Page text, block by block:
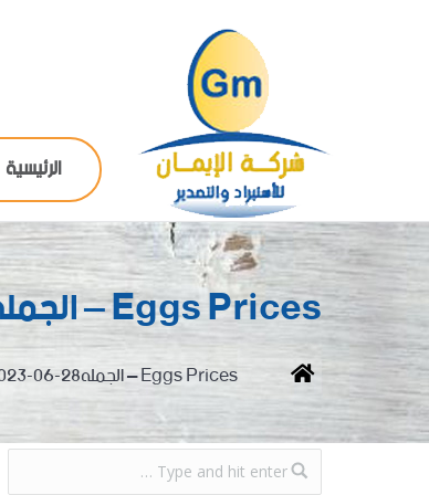
الرئيسية
Eggs Prices – الجمله28-06-2023
You are here:
Home Eggs Prices – الجمله28-06-2023